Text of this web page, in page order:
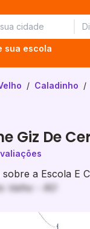
sua escola
/ Caladinho /
Giz De
a Escola E
Velho - RO